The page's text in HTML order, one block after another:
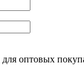
для оптовых